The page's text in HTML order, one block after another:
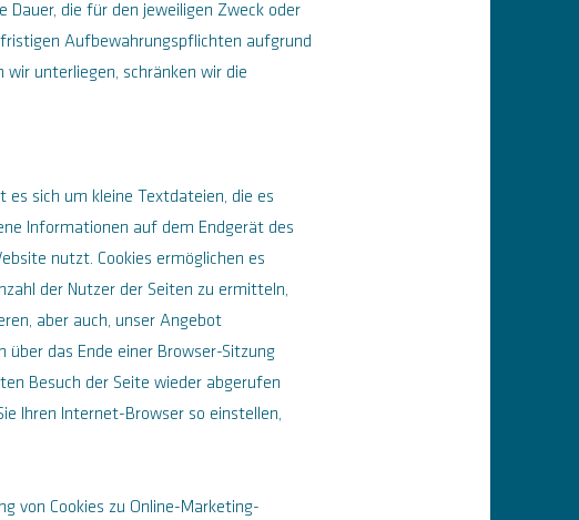
die für den jeweiligen Zweck oder
Aufbewahrungspflichten aufgrund
wir unterliegen, schränken wir die
es sich um kleine Textdateien, die es
Informationen auf dem Endgerät des
nutzt. Cookies ermöglichen es
der Nutzer der Seiten zu ermitteln,
aber auch, unser Angebot
über das Ende einer Browser-Sitzung
Besuch der Seite wieder abgerufen
Ihren Internet-Browser so einstellen,
von Cookies zu Online-Marketing-